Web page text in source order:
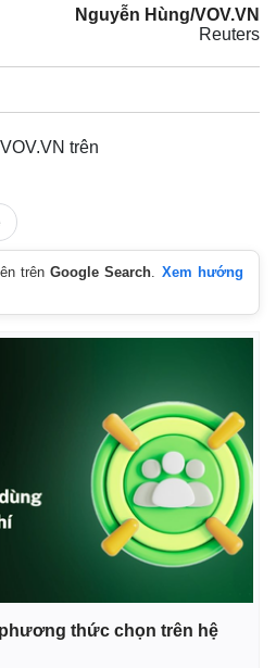
E-Magazine
Infographic
Nguyễn Hùng/VOV.VN
Reuters
trên
trênGoogle Search. Xem hướng
thức chọn trên hệ